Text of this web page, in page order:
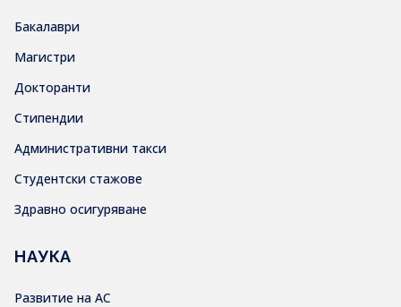
Бакалаври
Магистри
Докторанти
Стипендии
Административни такси
Студентски стажове
Здравно осигуряване
НАУКА
Развитие на АС